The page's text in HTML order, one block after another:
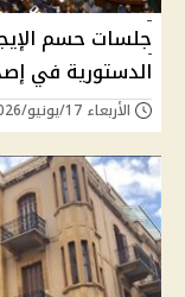
جلسات حسم
الدستورية في
الأربعاء 17/يونيو/2026 - 02:00 ص